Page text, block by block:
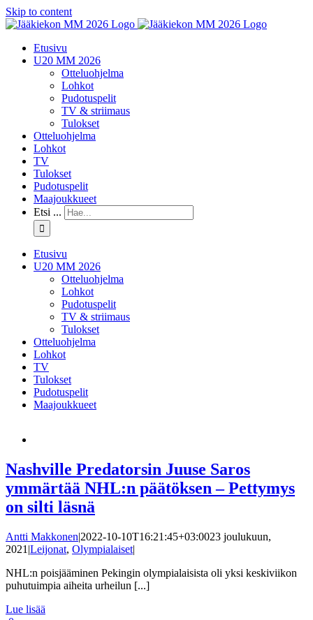
Skip to content
Etusivu
U20 MM 2026
Otteluohjelma
Lohkot
Pudotuspelit
TV & striimaus
Tulokset
Otteluohjelma
Lohkot
TV
Tulokset
Pudotuspelit
Maajoukkueet
Etsi ...
Etusivu
U20 MM 2026
Otteluohjelma
Lohkot
Pudotuspelit
TV & striimaus
Tulokset
Otteluohjelma
Lohkot
TV
Tulokset
Pudotuspelit
Maajoukkueet
Nashville Predatorsin Juuse Saros
ymmärtää NHL:n päätöksen – Pettymys
on silti läsnä
Antti Makkonen|2022-10-10T16:21:45+03:0023 joulukuun,
2021 |Leijonat, Olympialaiset|
NHL:n poisjääminen Pekingin olympialaisista oli yksi keskiviikon
puhutuimpia aiheita urheilun [...]
Lue lisää